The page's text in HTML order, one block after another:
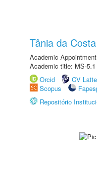
Tânia da
Academic
Academic title: MS-5.1
Orcid
CV
Scopus
Repositório